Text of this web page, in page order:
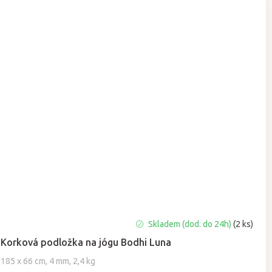
Korková podložka na jógu Bodhi Luna
185 x 66 cm, 4 mm, 2,4 kg
hodnocení
produktu
je
Skladem (dod. do 24h)(2 ks)